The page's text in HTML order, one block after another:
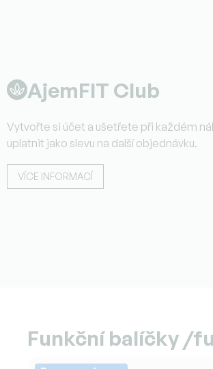
AjemFIT Club
Vytvořte si účet a ušetřete při každém
uplatnit jako slevu na další objednávku.
VÍCE INFORMACÍ
Funkční balíčky /